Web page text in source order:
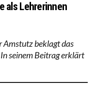
als Lehrerinnen
beklagt das
seinem Beitrag erklärt